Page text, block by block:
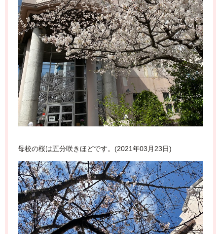
母校の桜は五分咲きほどです。(2021年03月23日)